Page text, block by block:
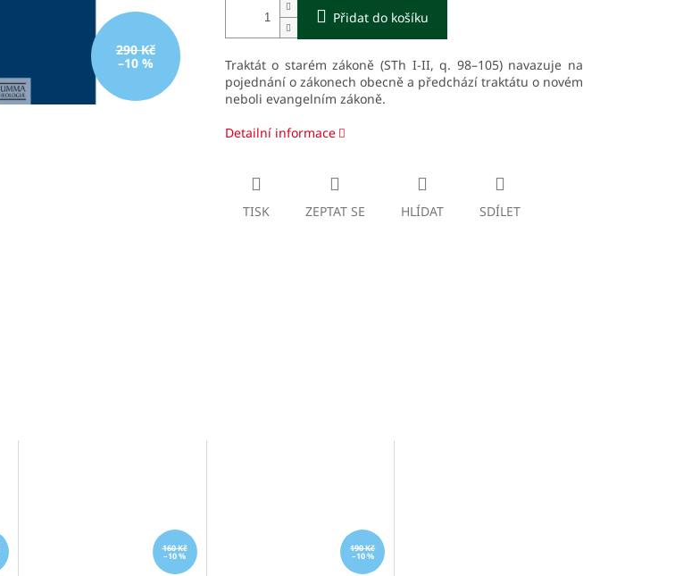
290 Kč
–10 %
Přidat do košíku
Traktát o starém zákoně (STh I-II, q. 98–105) navazuje na
pojednání o zákonech obecně a předchází traktátu o novém
neboli evangelním zákoně.
Detailní informace
TISK ZEPTAT SE HLÍDAT SDÍLET
160 Kč
–10 %
190 Kč
–10 %